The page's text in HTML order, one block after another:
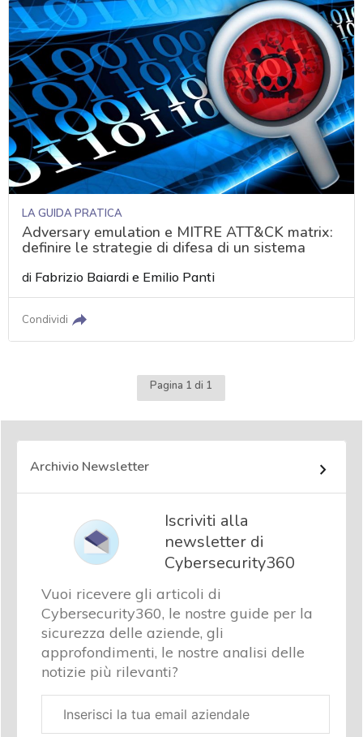
LA GUIDA PRATICA
Adversary emulation e MITRE ATT&CK matrix:
definire le strategie di difesa di un sistema
di Fabrizio Baiardi e Emilio Panti
Condividi
Pagina 1 di 1
Archivio Newsletter
Iscriviti alla
newsletter di
Cybersecurity360
Vuoi ricevere gli articoli di
Cybersecurity360, le nostre guide per la
sicurezza delle aziende, gli
approfondimenti, le nostre analisi delle
notizie più rilevanti?
aziendale